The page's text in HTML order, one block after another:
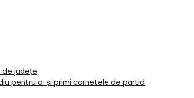
de județe
pentru a-și primi carnetele de partid